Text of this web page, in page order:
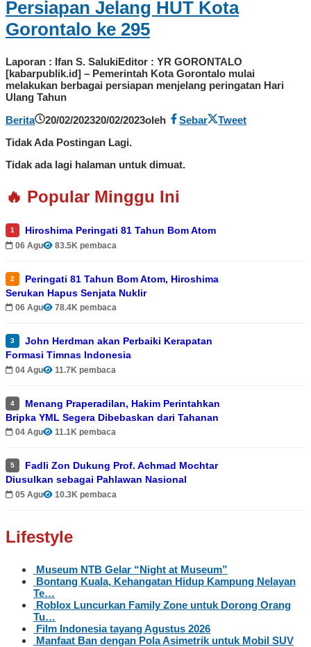
Persiapan Jelang HUT Kota
Gorontalo ke 295
Laporan : Ifan S. SalukiEditor : YR GORONTALO
[kabarpublik.id] – Pemerintah Kota Gorontalo mulai
melakukan berbagai persiapan menjelang peringatan Hari
Ulang Tahun
Berita
20/02/202320/02/2023oleh Sebar
Tweet
Tidak Ada Postingan Lagi.
Tidak ada lagi halaman untuk dimuat.
🔥 Popular Minggu Ini
1 Hiroshima Peringati 81 Tahun Bom Atom
06 Agu 83.5K pembaca
2
Peringati 81 Tahun Bom Atom, Hiroshima
Serukan Hapus Senjata Nuklir
06 Agu 78.4K pembaca
3
John Herdman akan Perbaiki Kerapatan
Formasi Timnas Indonesia
04 Agu 11.7K pembaca
4
Menang Praperadilan, Hakim Perintahkan
Bripka YML Segera Dibebaskan dari Tahanan
04 Agu 11.1K pembaca
5
Fadli Zon Dukung Prof. Achmad Mochtar
Diusulkan sebagai Pahlawan Nasional
05 Agu 10.3K pembaca
Lifestyle
Museum NTB Gelar “Night at Museum”
Bontang Kuala, Kehangatan Hidup Kampung Nelayan
Te…
Roblox Luncurkan Family Zone untuk Dorong Orang
Tu…
Film Indonesia tayang Agustus 2026
Manfaat Ban dengan Pola Asimetrik untuk Mobil SUV